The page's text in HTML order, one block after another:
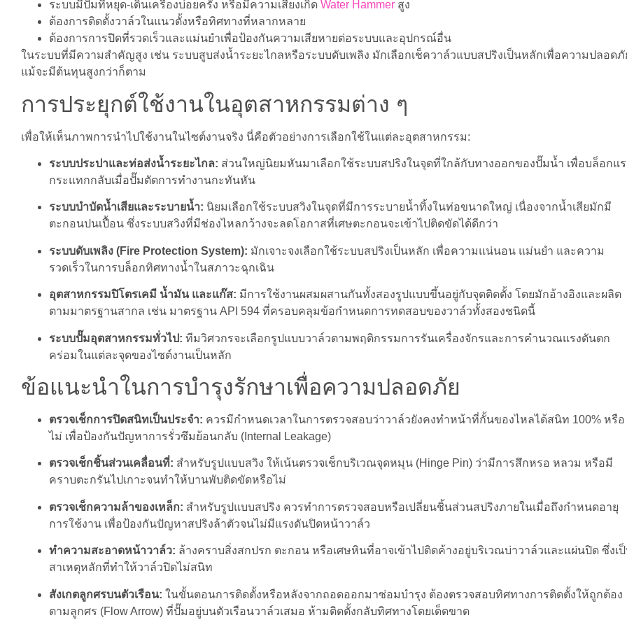
ระบบมีปั๊มที่หยุด-เดินเครื่องบ่อยครั้ง หรือมีความเสี่ยงเกิด Water Hammer สูง
ต้องการติดตั้งวาล์วในแนวตั้งหรือทิศทางที่หลากหลาย
ต้องการการปิดที่รวดเร็วและแม่นยำเพื่อป้องกันความเสียหายต่อระบบและอุปกรณ์อื่น
ในระบบที่มีความสำคัญสูง เช่น ระบบสูบส่งน้ำระยะไกลหรือระบบดับเพลิง มักเลือกเช็ควาล์วแบบสปริงเป็นหลักเพื่อความปลอดภั
แม้จะมีต้นทุนสูงกว่าก็ตาม
การประยุกต์ใช้งานในอุตสาหกรรมต่าง ๆ
เพื่อให้เห็นภาพการนำไปใช้งานในไซต์งานจริง นี่คือตัวอย่างการเลือกใช้ในแต่ละอุตสาหกรรม:
ระบบประปาและท่อส่งน้ำระยะไกล: ส่วนใหญ่นิยมหันมาเลือกใช้ระบบสปริงในจุดที่ใกล้กับทางออกของปั๊มน้ำ เพื่อบล็อกแร
กระแทกกลับเมื่อปั๊มตัดการทำงานกะทันหัน
ระบบบำบัดน้ำเสียและระบายน้ำ: นิยมเลือกใช้ระบบสวิงในจุดที่มีการระบายน้ำทิ้งในท่อขนาดใหญ่ เนื่องจากน้ำเสียมักมี
ตะกอนปนเปื้อน ซึ่งระบบสวิงที่มีช่องไหลกว้างจะลดโอกาสที่เศษตะกอนจะเข้าไปติดขัดได้ดีกว่า
ระบบดับเพลิง (Fire Protection System): มักเจาะจงเลือกใช้ระบบสปริงเป็นหลัก เพื่อความแน่นอน แม่นยำ และความ
รวดเร็วในการบล็อกทิศทางน้ำในสภาวะฉุกเฉิน
อุตสาหกรรมปิโตรเคมี น้ำมัน และแก๊ส: มีการใช้งานผสมผสานกันทั้งสองรูปแบบขึ้นอยู่กับจุดติดตั้ง โดยมักอ้างอิงและผลิต
ตามมาตรฐานสากล เช่น มาตรฐาน API 594 ที่ครอบคลุมข้อกำหนดการทดสอบของวาล์วทั้งสองชนิดนี้
ระบบปั๊มอุตสาหกรรมทั่วไป: ทีมวิศวกรจะเลือกรูปแบบวาล์วตามพฤติกรรมการรันเครื่องจักรและการคำนวณแรงดันตก
คร่อมในแต่ละจุดของไซต์งานเป็นหลัก
ข้อแนะนำในการบำรุงรักษาเพื่อความปลอดภัย
ตรวจเช็กการปิดสนิทเป็นประจำ: ควรมีกำหนดเวลาในการตรวจสอบว่าวาล์วยังคงทำหน้าที่กั้นของไหลได้สนิท 100% หรือ
ไม่ เพื่อป้องกันปัญหาการรั่วซึมย้อนกลับ (Internal Leakage)
ตรวจเช็กชิ้นส่วนเคลื่อนที่: สำหรับรูปแบบสวิง ให้เน้นตรวจเช็กบริเวณจุดหมุน (Hinge Pin) ว่ามีการสึกหรอ หลวม หรือมี
คราบตะกรันไปเกาะจนทำให้บานพับติดขัดหรือไม่
ตรวจเช็กความล้าของเหล็ก: สำหรับรูปแบบสปริง ควรทำการตรวจสอบหรือเปลี่ยนชิ้นส่วนสปริงภายในเมื่อถึงกำหนดอายุ
การใช้งาน เพื่อป้องกันปัญหาสปริงล้าตัวจนไม่มีแรงดันปิดหน้าวาล์ว
ทำความสะอาดหน้าวาล์ว: ล้างคราบสิ่งสกปรก ตะกอน หรือเศษหินที่อาจเข้าไปติดค้างอยู่บริเวณบ่าวาล์วและแผ่นปิด ซึ่งเ
สาเหตุหลักที่ทำให้วาล์วปิดไม่สนิท
สังเกตลูกศรบนตัวเรือน: ในขั้นตอนการติดตั้งหรือหลังจากถอดออกมาซ่อมบำรุง ต้องตรวจสอบทิศทางการติดตั้งให้ถูกต้อง
ตามลูกศร (Flow Arrow) ที่ปั๊มอยู่บนตัวเรือนวาล์วเสมอ ห้ามติดตั้งกลับทิศทางโดยเด็ดขาด